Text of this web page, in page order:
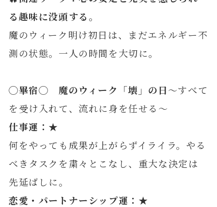
る趣味に没頭する。
魔のウィーク明け初日は、まだエネルギー不
測の状態。一人の時間を大切に。
◯畢宿◯ 魔のウィーク「壊」の日～すべて
を受け入れて、流れに身を任せる～
仕事運：★
何をやっても成果が上がらずイライラ。やる
べきタスクを粛々とこなし、重大な決定は
先延ばしに。
恋愛・パートナーシップ運：★